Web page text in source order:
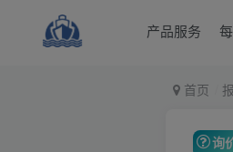
产品服务
首页
询